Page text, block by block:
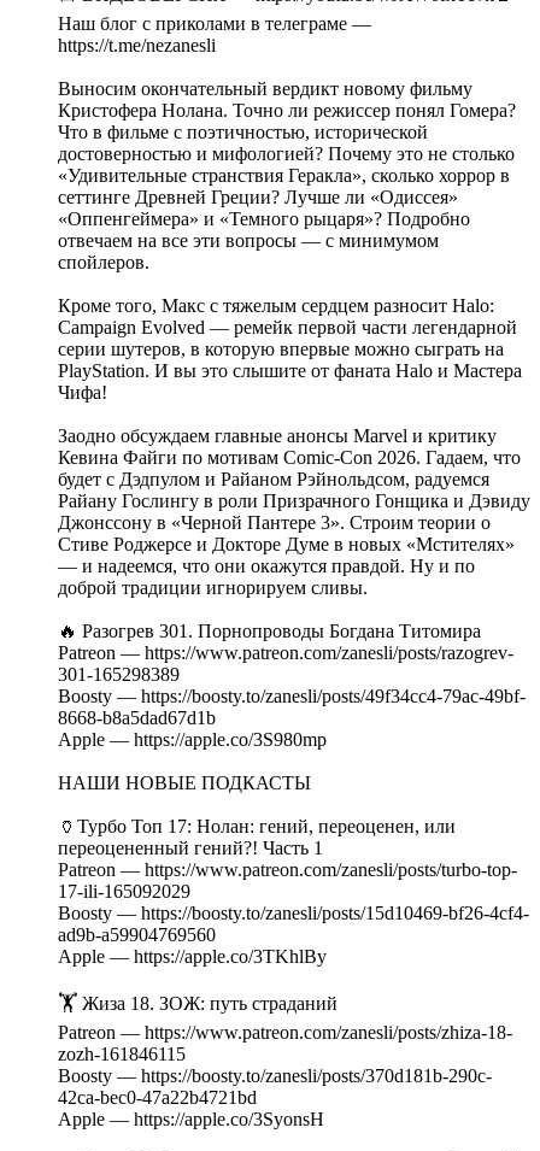
Наш блог с приколами в телеграме —
https://t.me/nezanesli
Выносим окончательный вердикт новому фильму
Кристофера Нолана. Точно ли режиссер понял Гомера?
Что в фильме с поэтичностью, исторической
достоверностью и мифологией? Почему это не столько
«Удивительные странствия Геракла», сколько хоррор в
сеттинге Древней Греции? Лучше ли «Одиссея»
«Оппенгеймера» и «Темного рыцаря»? Подробно
отвечаем на все эти вопросы — с минимумом
спойлеров.
Кроме того, Макс с тяжелым сердцем разносит Halo:
Campaign Evolved — ремейк первой части легендарной
серии шутеров, в которую впервые можно сыграть на
PlayStation. И вы это слышите от фаната Halo и Мастера
Чифа!
Заодно обсуждаем главные анонсы Marvel и критику
Кевина Файги по мотивам Comic-Con 2026. Гадаем, что
будет с Дэдпулом и Райаном Рэйнольдсом, радуемся
Райану Гослингу в роли Призрачного Гонщика и Дэвиду
Джонссону в «Черной Пантере 3». Строим теории о
Стиве Роджерсе и Докторе Думе в новых «Мстителях»
— и надеемся, что они окажутся правдой. Ну и по
доброй традиции игнорируем сливы.
🔥 Разогрев 301. Порнопроводы Богдана Титомира
Patreon — https://www.patreon.com/zanesli/posts/razogrev-
301-165298389
Boosty — https://boosty.to/zanesli/posts/49f34cc4-79ac-49bf-
8668-b8a5dad67d1b
Apple — https://apple.co/3S980mp
НАШИ НОВЫЕ ПОДКАСТЫ
🏺Турбо Топ 17: Нолан: гений, переоценен, или
переоцененный гений?! Часть 1
Patreon — https://www.patreon.com/zanesli/posts/turbo-top-
17-ili-165092029
Boosty — https://boosty.to/zanesli/posts/15d10469-bf26-4cf4-
ad9b-a59904769560
Apple — https://apple.co/3TKhlBy
🏋️ Жиза 18. ЗОЖ: путь страданий
Patreon — https://www.patreon.com/zanesli/posts/zhiza-18-
zozh-161846115
Boosty — https://boosty.to/zanesli/posts/370d181b-290c-
42ca-bec0-47a22b4721bd
Apple — https://apple.co/3SyonsH